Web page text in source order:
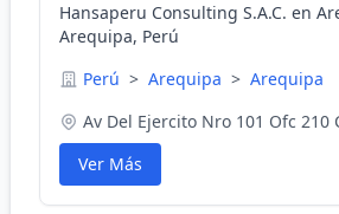
Hansaperu Consulting S.A.C. en
Arequipa, Perú
Perú > Arequipa > Arequipa
Av Del Ejercito Nro 101 Ofc 210
Ver Más